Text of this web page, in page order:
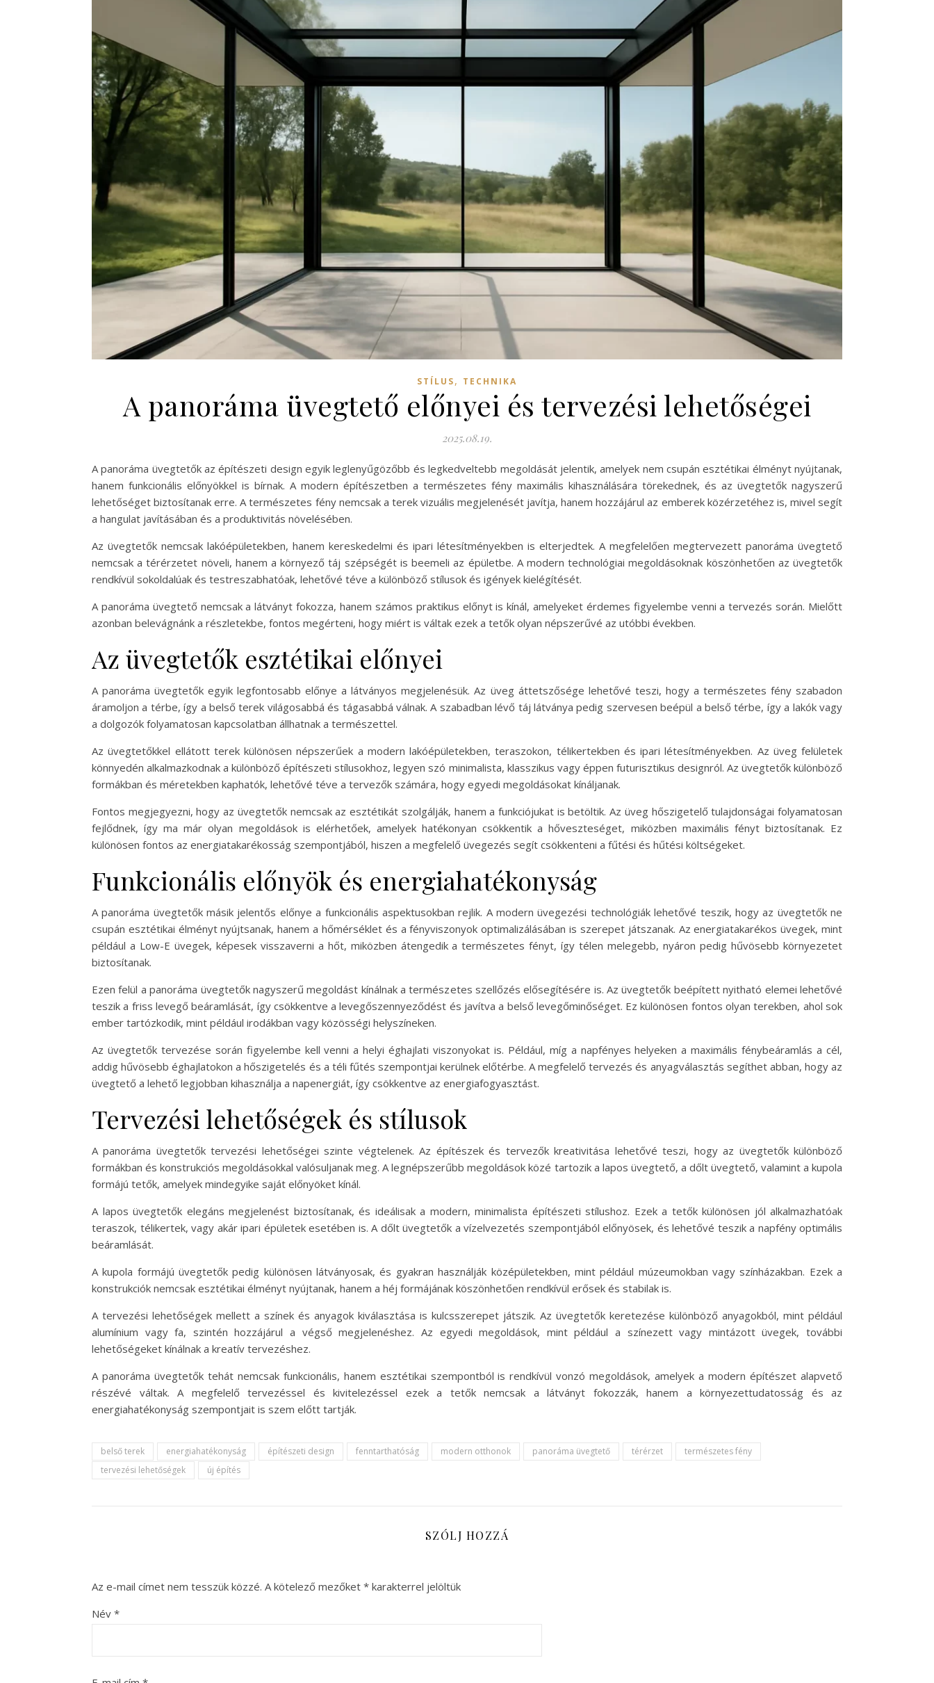
STÍLUS, TECHNIKA
A panoráma üvegtető előnyei és tervezési lehetőségei
2025.08.19.
A panoráma üvegtetők az építészeti design egyik leglenyűgözőbb és legkedveltebb megoldását jelentik, amelyek nem csupán esztétikai élményt nyújtanak,
hanem funkcionális előnyökkel is bírnak. A modern építészetben a természetes fény maximális kihasználására törekednek, és az üvegtetők nagyszerű
lehetőséget biztosítanak erre. A természetes fény nemcsak a terek vizuális megjelenését javítja, hanem hozzájárul az emberek közérzetéhez is, mivel segít
a hangulat javításában és a produktivitás növelésében.
Az üvegtetők nemcsak lakóépületekben, hanem kereskedelmi és ipari létesítményekben is elterjedtek. A megfelelően megtervezett panoráma üvegtető
nemcsak a térérzetet növeli, hanem a környező táj szépségét is beemeli az épületbe. A modern technológiai megoldásoknak köszönhetően az üvegtetők
rendkívül sokoldalúak és testreszabhatóak, lehetővé téve a különböző stílusok és igények kielégítését.
A panoráma üvegtető nemcsak a látványt fokozza, hanem számos praktikus előnyt is kínál, amelyeket érdemes figyelembe venni a tervezés során. Mielőtt
azonban belevágnánk a részletekbe, fontos megérteni, hogy miért is váltak ezek a tetők olyan népszerűvé az utóbbi években.
Az üvegtetők esztétikai előnyei
A panoráma üvegtetők egyik legfontosabb előnye a látványos megjelenésük. Az üveg áttetszősége lehetővé teszi, hogy a természetes fény szabadon
áramoljon a térbe, így a belső terek világosabbá és tágasabbá válnak. A szabadban lévő táj látványa pedig szervesen beépül a belső térbe, így a lakók vagy
a dolgozók folyamatosan kapcsolatban állhatnak a természettel.
Az üvegtetőkkel ellátott terek különösen népszerűek a modern lakóépületekben, teraszokon, télikertekben és ipari létesítményekben. Az üveg felületek
könnyedén alkalmazkodnak a különböző építészeti stílusokhoz, legyen szó minimalista, klasszikus vagy éppen futurisztikus designról. Az üvegtetők különböző
formákban és méretekben kaphatók, lehetővé téve a tervezők számára, hogy egyedi megoldásokat kínáljanak.
Fontos megjegyezni, hogy az üvegtetők nemcsak az esztétikát szolgálják, hanem a funkciójukat is betöltik. Az üveg hőszigetelő tulajdonságai folyamatosan
fejlődnek, így ma már olyan megoldások is elérhetőek, amelyek hatékonyan csökkentik a hőveszteséget, miközben maximális fényt biztosítanak. Ez
különösen fontos az energiatakarékosság szempontjából, hiszen a megfelelő üvegezés segít csökkenteni a fűtési és hűtési költségeket.
Funkcionális előnyök és energiahatékonyság
A panoráma üvegtetők másik jelentős előnye a funkcionális aspektusokban rejlik. A modern üvegezési technológiák lehetővé teszik, hogy az üvegtetők ne
csupán esztétikai élményt nyújtsanak, hanem a hőmérséklet és a fényviszonyok optimalizálásában is szerepet játszanak. Az energiatakarékos üvegek, mint
például a Low-E üvegek, képesek visszaverni a hőt, miközben átengedik a természetes fényt, így télen melegebb, nyáron pedig hűvösebb környezetet
biztosítanak.
Ezen felül a panoráma üvegtetők nagyszerű megoldást kínálnak a természetes szellőzés elősegítésére is. Az üvegtetők beépített nyitható elemei lehetővé
teszik a friss levegő beáramlását, így csökkentve a levegőszennyeződést és javítva a belső levegőminőséget. Ez különösen fontos olyan terekben, ahol sok
ember tartózkodik, mint például irodákban vagy közösségi helyszíneken.
Az üvegtetők tervezése során figyelembe kell venni a helyi éghajlati viszonyokat is. Például, míg a napfényes helyeken a maximális fénybeáramlás a cél,
addig hűvösebb éghajlatokon a hőszigetelés és a téli fűtés szempontjai kerülnek előtérbe. A megfelelő tervezés és anyagválasztás segíthet abban, hogy az
üvegtető a lehető legjobban kihasználja a napenergiát, így csökkentve az energiafogyasztást.
Tervezési lehetőségek és stílusok
A panoráma üvegtetők tervezési lehetőségei szinte végtelenek. Az építészek és tervezők kreativitása lehetővé teszi, hogy az üvegtetők különböző
formákban és konstrukciós megoldásokkal valósuljanak meg. A legnépszerűbb megoldások közé tartozik a lapos üvegtető, a dőlt üvegtető, valamint a kupola
formájú tetők, amelyek mindegyike saját előnyöket kínál.
A lapos üvegtetők elegáns megjelenést biztosítanak, és ideálisak a modern, minimalista építészeti stílushoz. Ezek a tetők különösen jól alkalmazhatóak
teraszok, télikertek, vagy akár ipari épületek esetében is. A dőlt üvegtetők a vízelvezetés szempontjából előnyösek, és lehetővé teszik a napfény optimális
beáramlását.
A kupola formájú üvegtetők pedig különösen látványosak, és gyakran használják középületekben, mint például múzeumokban vagy színházakban. Ezek a
konstrukciók nemcsak esztétikai élményt nyújtanak, hanem a héj formájának köszönhetően rendkívül erősek és stabilak is.
A tervezési lehetőségek mellett a színek és anyagok kiválasztása is kulcsszerepet játszik. Az üvegtetők keretezése különböző anyagokból, mint például
alumínium vagy fa, szintén hozzájárul a végső megjelenéshez. Az egyedi megoldások, mint például a színezett vagy mintázott üvegek, további
lehetőségeket kínálnak a kreatív tervezéshez.
A panoráma üvegtetők tehát nemcsak funkcionális, hanem esztétikai szempontból is rendkívül vonzó megoldások, amelyek a modern építészet alapvető
részévé váltak. A megfelelő tervezéssel és kivitelezéssel ezek a tetők nemcsak a látványt fokozzák, hanem a környezettudatosság és az
energiahatékonyság szempontjait is szem előtt tartják.
belső terek energiahatékonyság építészeti design fenntarthatóság modern otthonok panoráma üvegtető térérzet
természetes fény
tervezési lehetőségek
új építés
SZÓLJ HOZZÁ
Az e-mail címet nem tesszük közzé. A kötelező mezőket * karakterrel jelöltük
Név *